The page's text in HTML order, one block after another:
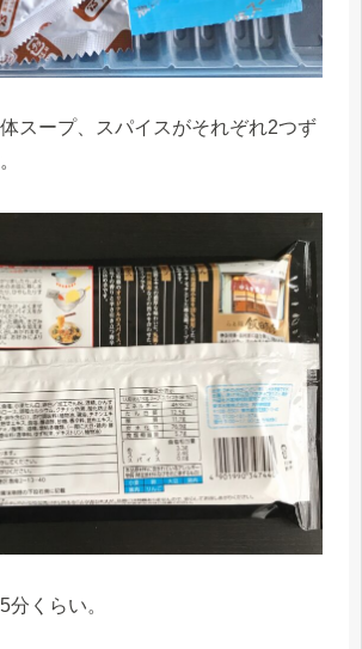
スープ、スパイスがそれぞれ2つず
くらい。